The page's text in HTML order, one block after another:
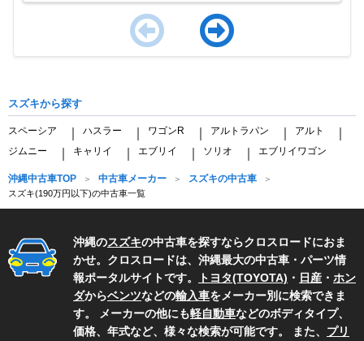
4
スズキから探す
スペーシア ハスラー ワゴンR アルトラパン アルト
ジムニー キャリイ エブリイ ソリオ エブリイワゴン
沖縄中古車TOP 中古車メーカー スズキの中古車
スズキ(190万円以下)の中古車一覧
沖縄のスズキの中古車を探すならクロスロードにおま
かせ。クロスロードは、沖縄最大の中古車・パーツ情
報ポータルサイトです。
トヨタ(TOYOTA) ・ 日産 ・ ホン
ダからベンツなどの輸入車をメーカー別に検索できま
す。 メーカーの他にも軽自動車などのボディタイプ、
価格、年式など、様々な検索が可能です。 また、 プリ